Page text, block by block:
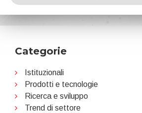
Home News Tecnologie e accessori di verniciatura
Categorie
Istituzionali
Prodotti e tecnologie
Ricerca e sviluppo
Trend di settore